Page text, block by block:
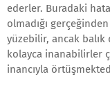
ederler. Buradaki
olmadığı
yüzebilir, ancak
kolayca inanabilirler
inancıyla